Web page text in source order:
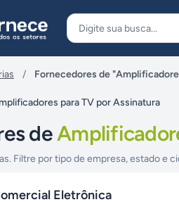
/ Fornecedores de
para TV por Assinatura
de
Filtre por tipo de empresa, estado e
Eletrônica